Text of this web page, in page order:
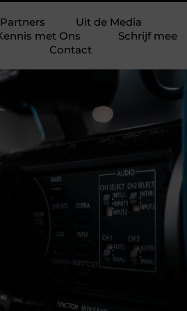
Partners
Uit de Media
met Ons
Schrijf mee
Contact